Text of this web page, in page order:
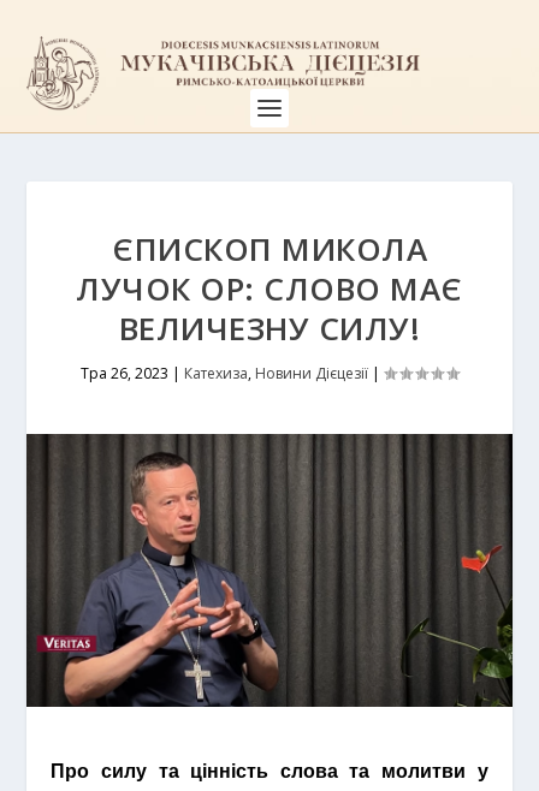
ЄПИСКОП МИКОЛА
ЛУЧОК OP: СЛОВО МАЄ
ВЕЛИЧЕЗНУ СИЛУ!
Тра 26, 2023 | Катехиза, Новини Дієцезії |
Про силу та цінність слова та молитви у